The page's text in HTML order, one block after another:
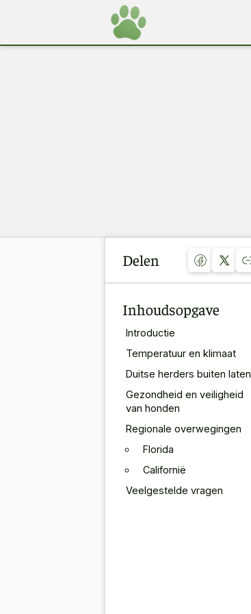
Delen
Inhoudsopgave
Introductie
Temperatuur en klimaat
Duitse herders buiten laten
Gezondheid en veiligheid
van honden
Regionale overwegingen
Florida
Californië
Veelgestelde vragen